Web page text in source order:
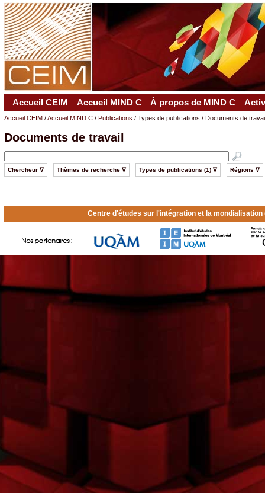
Accueil CEIM Accueil MIND C À propos de MIND C
Accueil CEIM/Accueil MIND C/ Publications / Types de publications / Documents de
Documents de travail
Chercheur ∇ Thèmes de recherche ∇ Types de publications (1) ∇ Régions ∇
Centre d'études sur l'intégration et la mondialisation